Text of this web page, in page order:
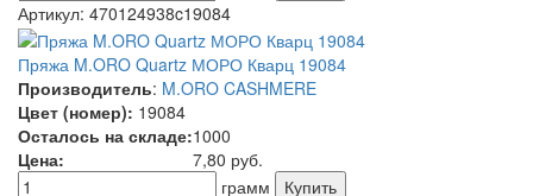
Артикул: 470124938c19084
Пряжа M.ORO Quartz МОРО Кварц 19084
Производитель: M.ORO CASHMERE
Цвет (номер): 19084
Осталось на складе:1000
Цена:
7,80 руб.
грамм